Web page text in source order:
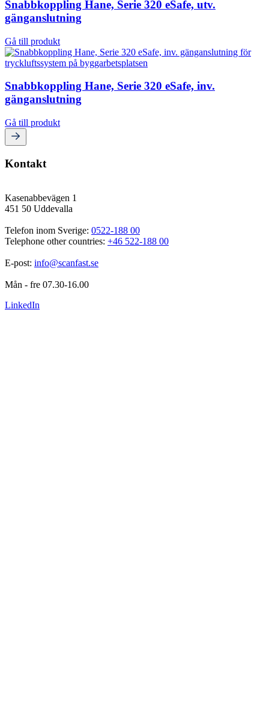
Snabbkoppling Hane, Serie 320 eSafe, utv.
gänganslutning
Gå till produkt
Snabbkoppling Hane, Serie 320 eSafe, inv.
gänganslutning
Gå till produkt
Kontakt
Kasenabbevägen 1
451 50 Uddevalla
Telefon inom Sverige: 0522-188 00
Telephone other countries: +46 522-188 00
E-post: info@scanfast.se
Mån - fre 07.30-16.00
LinkedIn